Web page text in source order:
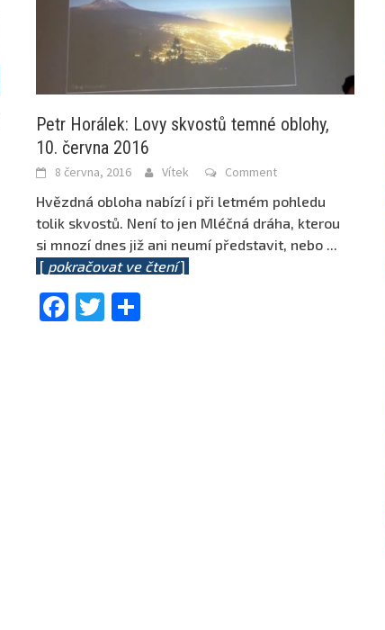
Petr Horálek: Lovy skvostů temné oblohy,
10. června 2016
8 června, 2016 Vítek Comment
Hvězdná obloha nabízí i při letmém pohledu
tolik skvostů. Není to jen Mléčná dráha, kterou
si mnozí dnes již ani neumí představit, nebo ...
[ pokračovat ve čtení]
Facebook
Twitter